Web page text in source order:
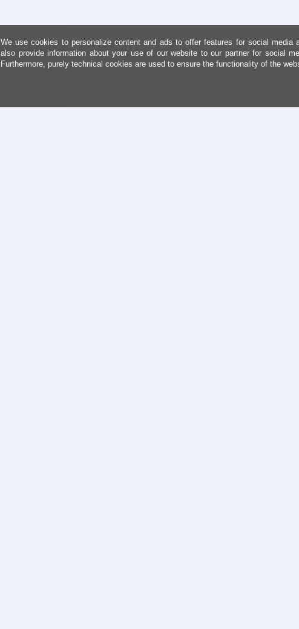
We use cookies to personalize content and ads to offer features for social media
also provide information about your use of our website to our partner for social
Furthermore, purely technical cookies are used to ensure the functionality of the